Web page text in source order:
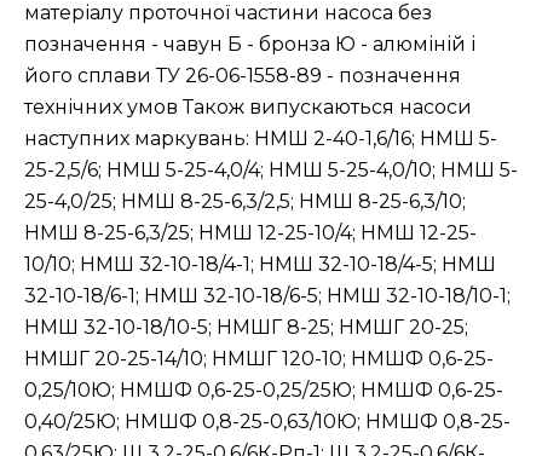
матеріалу проточної частини насоса без
позначення - чавун Б - бронза Ю - алюміній і
його сплави ТУ 26-06-1558-89 - позначення
технічних умов Також випускаються насоси
наступних маркувань: НМШ 2-40-1,6/16; НМШ 5-
25-2,5/6; НМШ 5-25-4,0/4; НМШ 5-25-4,0/10; НМШ 5-
25-4,0/25; НМШ 8-25-6,3/2,5; НМШ 8-25-6,3/10;
НМШ 8-25-6,3/25; НМШ 12-25-10/4; НМШ 12-25-
10/10; НМШ 32-10-18/4-1; НМШ 32-10-18/4-5; НМШ
32-10-18/6-1; НМШ 32-10-18/6-5; НМШ 32-10-18/10-1;
НМШ 32-10-18/10-5; НМШГ 8-25; НМШГ 20-25;
НМШГ 20-25-14/10; НМШГ 120-10; НМШФ 0,6-25-
0,25/10Ю; НМШФ 0,6-25-0,25/25Ю; НМШФ 0,6-25-
0,40/25Ю; НМШФ 0,8-25-0,63/10Ю; НМШФ 0,8-25-